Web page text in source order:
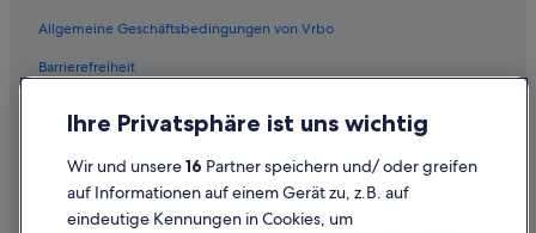
Flüge von Cucuta (CUC) nach Wien (VIE)
Flüge von Cardiff (CWL) nach Wien (VIE)
Flüge von Darwin (DRW) nach Wien (VIE)
Flüge von Portoferraio (EBA) nach Wien (VIE)
Flüge von Edremit (EDO) nach Wien (VIE)
Allgemeine Geschäftsbedingungen von Vrbo
Barrierefreiheit
Rechtliche Hinweise/Kontakt
Ihre Privatsphäre ist uns wichtig
Wir und unsere16 Partner speichern und/ oder greifen
auf Informationen auf einem Gerät zu, z.B. auf
eindeutige Kennungen in Cookies, um